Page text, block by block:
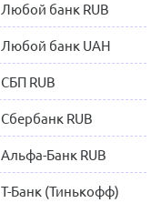
Любой банк RUB
Любой банк UAH
СБП RUB
Сбербанк RUB
Альфа-Банк RUB
Т-Банк (Тинькофф)